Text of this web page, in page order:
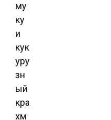
му
ку
и
кук
уру
зн
ый
кра
хм